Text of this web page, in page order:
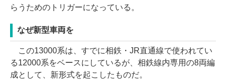
らうためのトリガーになっている。
なぜ新型車両を
この13000系は、すでに相鉄・JR直通線で使われてい
る12000系をベースにしているが、相鉄線内専用の8両編
成として、新形式を起こしたものだ。